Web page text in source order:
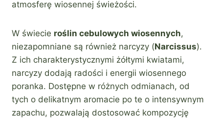
atmosferę wiosennej świeżości.
W świecie roślin cebulowych wiosennych,
niezapomniane są również narcyzy (Narcissus).
Z ich charakterystycznymi żółtymi kwiatami,
narcyzy dodają radości i energii wiosennego
poranka. Dostępne w różnych odmianach, od
tych o delikatnym aromacie po te o intensywnym
zapachu, pozwalają dostosować kompozycję